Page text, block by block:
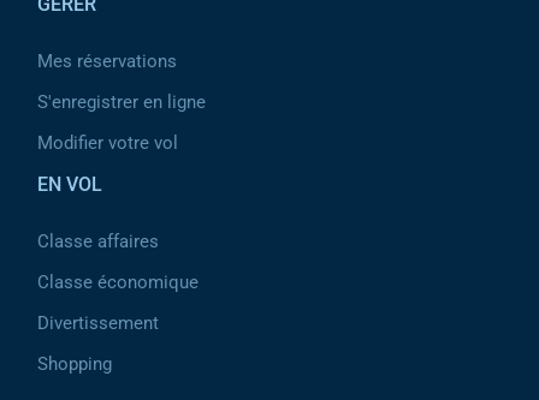
Mes réservations
S'enregistrer en ligne
Modifier votre vol
EN VOL
Classe affaires
Classe économique
Divertissement
Shopping